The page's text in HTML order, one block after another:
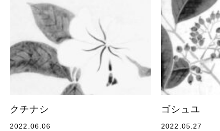
クチナシ
2022.06.06
ゴシュユ
2022.05.27